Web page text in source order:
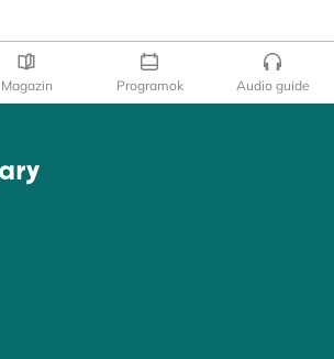
Magazin Programok Audio guide